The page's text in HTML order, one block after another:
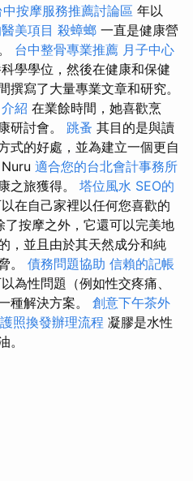
中按摩服務推薦討論區 年以
美項目 殺蟑螂 一直是健康營
台中整骨專業推薦 月子中心
學學位，然後在健康和保健
寫了大量專業文章和研究。
紹 在業餘時間，她喜歡烹
研討會。 跳蚤 其目的是與讀
式的好處，並為建立一個更自
適合您的台北會計事務所
之旅獲得。 塔位風水 SEO的
在自己家裡以任何您喜歡的
了按摩之外，它還可以完美地
，並且由於其天然成分和純
。 債務問題協助 信賴的記帳
為性問題（例如性交疼痛、
種解決方案。 創意下午茶外
護照換發辦理流程 凝膠是水性
。